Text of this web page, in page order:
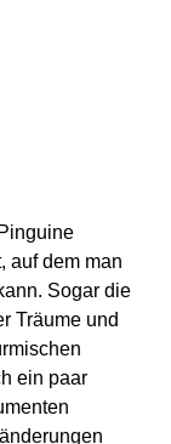
auf dem man
Sogar die
Träume und
ein paar